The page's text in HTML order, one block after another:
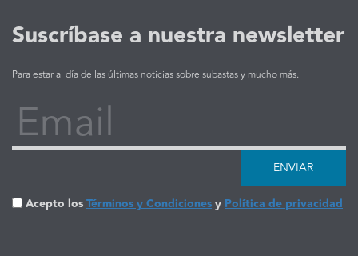
Suscríbase a nuestra newsletter
Para estar al día de las últimas noticias sobre subastas y mucho más.
Email
ENVIAR
Acepto losTérminos y CondicionesyPolítica de privacidad